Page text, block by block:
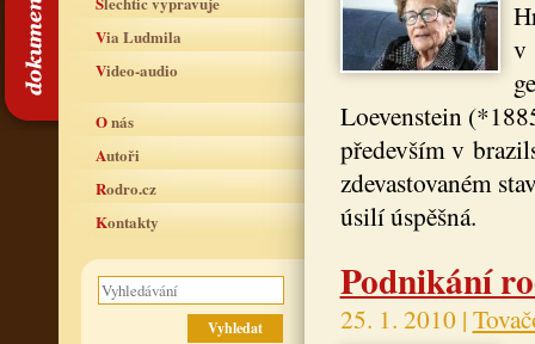
Via Ludmila
Video-audio
O nás
Autoři
Rodro.cz
Kontakty
v
Loevenstein
především v
zdevastovaném
úsilí úspěšná.
Podnikání
25. 1. 2010 |